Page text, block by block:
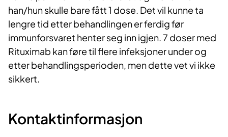
han/hun skulle bare fått 1 dose. Det vil kunne ta
lengre tid etter behandlingen er ferdig før
immunforsvaret henter seg inn igjen. 7 doser med
Rituximab kan føre til flere infeksjoner under og
etter behandlingsperioden, men dette vet vi ikke
sikkert.
Kontaktinformasjon